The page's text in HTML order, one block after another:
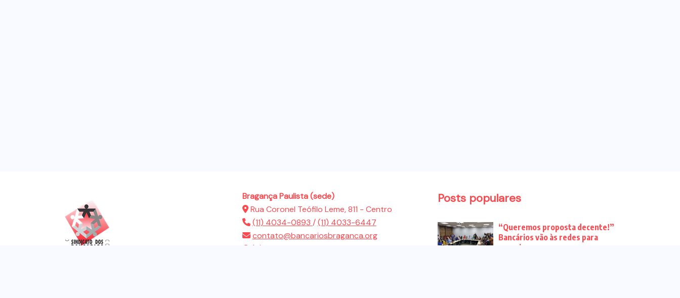
Bragança Paulista (sede)
Rua Coronel Teófilo Leme, 811 - Centro
(11) 4034-0893 /(11) 4033-6447
contato@bancariosbraganca.org
(11) 94286-5522
Posts populares
“Queremos proposta decente!”
Bancários vão às redes para
pressionar a...